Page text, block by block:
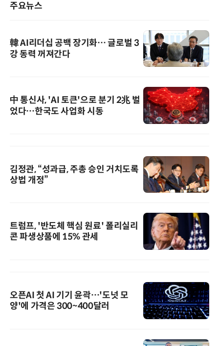
주요뉴스
韓 AI리더십 공백 장기화… 글로벌 3
강 동력 꺼져간다
中 통신사, 'AI 토큰'으로 분기 2兆 벌
었다…한국도 사업화 시동
김정관, “성과급, 주총 승인 거치도록
상법 개정”
트럼프, '반도체 핵심 원료' 폴리실리
콘 파생상품에 15% 관세
오픈AI 첫 AI 기기 윤곽…'도넛 모
양'에 가격은 300~400달러